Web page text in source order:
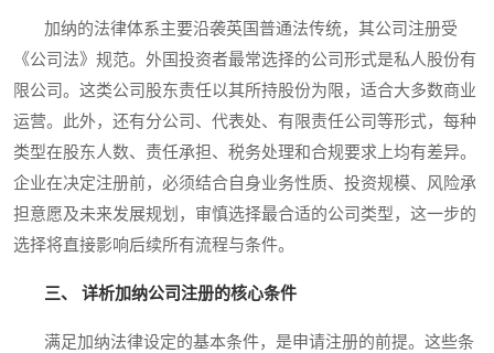
加纳的法律体系主要沿袭英国普通法传统，其公司注册受
《公司法》规范。外国投资者最常选择的公司形式是私人股份有
限公司。这类公司股东责任以其所持股份为限，适合大多数商业
运营。此外，还有分公司、代表处、有限责任公司等形式，每种
类型在股东人数、责任承担、税务处理和合规要求上均有差异。
企业在决定注册前，必须结合自身业务性质、投资规模、风险承
担意愿及未来发展规划，审慎选择最合适的公司类型，这一步的
选择将直接影响后续所有流程与条件。
三、 详析加纳公司注册的核心条件
满足加纳法律设定的基本条件，是申请注册的前提。这些条